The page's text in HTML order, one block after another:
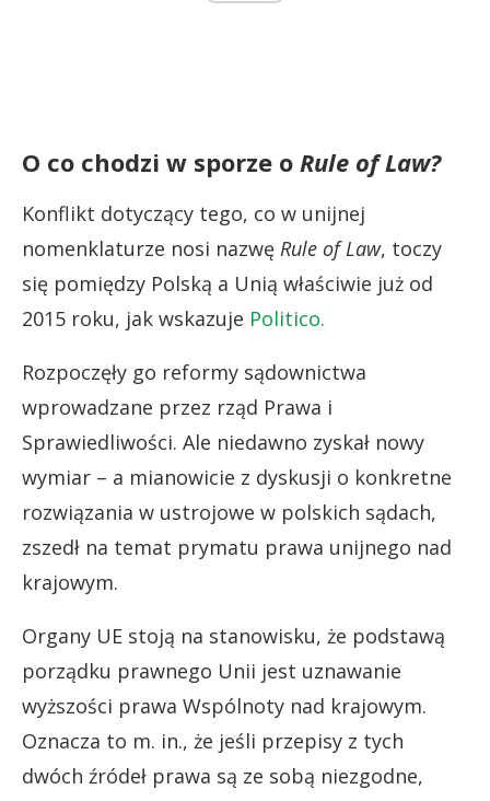
O co chodzi w sporze o Rule of Law?
Konflikt dotyczący tego, co w unijnej
nomenklaturze nosi nazwę Rule of Law, toczy
się pomiędzy Polską a Unią właściwie już od
2015 roku, jak wskazuje Politico.
Rozpoczęły go reformy sądownictwa
wprowadzane przez rząd Prawa i
Sprawiedliwości. Ale niedawno zyskał nowy
wymiar – a mianowicie z dyskusji o konkretne
rozwiązania w ustrojowe w polskich sądach,
zszedł na temat prymatu prawa unijnego nad
krajowym.
Organy UE stoją na stanowisku, że podstawą
porządku prawnego Unii jest uznawanie
wyższości prawa Wspólnoty nad krajowym.
Oznacza to m. in., że jeśli przepisy z tych
dwóch źródeł prawa są ze sobą niezgodne,